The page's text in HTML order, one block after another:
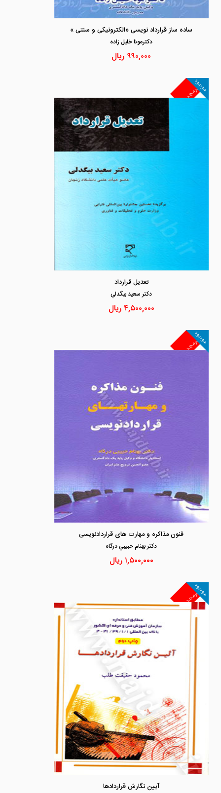
ساده ساز قرارداد نویسی «الکترونیکی و سنتی »
دكترمونا خليل زاده
۹۹۰,۰۰۰ ریال
غیرمجد
موجود
تعدیل قرارداد
دكتر سعيد بيگدلي
۴,۵۰۰,۰۰۰ریال
غیرمجد
موجود
فنون مذاکره و مهارت های قراردادنویسی
دكتر بهنام حبيبي درگاه
۱,۵۰۰,۰۰۰ ریال
غیرمجد
موجود
آیین نگارش قراردادها